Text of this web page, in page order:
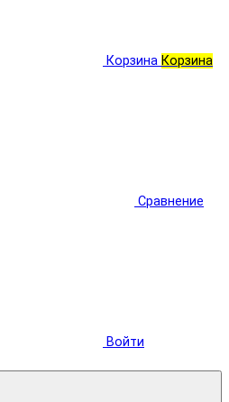
Корзина Корзина
Сравнение
Войти